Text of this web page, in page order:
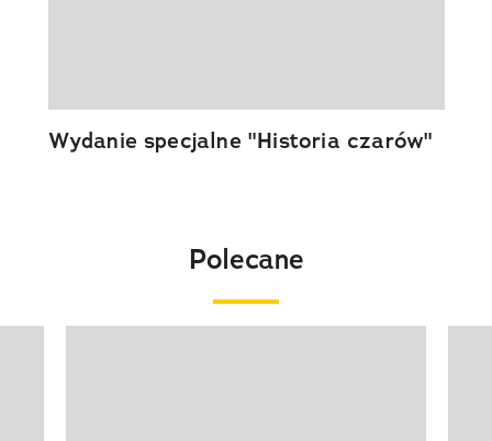
Wydanie specjalne "Historia czarów"
Polecane